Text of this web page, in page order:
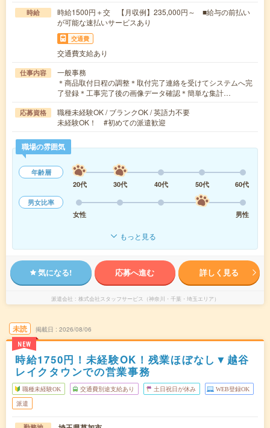
時給
時給1500円＋交 【月収例】235,000円～ ■給与の前払い
が可能な速払いサービスあり
交通費
交通費支給あり
仕事内容
一般事務
＊商品取付日程の調整＊取付完了連絡を受けてシステムへ完
了登録＊工事完了後の画像データ確認＊簡単な集計…
応募資格
職種未経験OK / ブランクOK / 英語力不要
未経験OK！ #初めての派遣歓迎
職場の雰囲気
年齢層
20代
30代 40代 50代
60代
男女比率
女性
男性
もっと見る
気になる! 応募へ進む 詳しく見る
派遣会社 株式会社スタッフサービス（神奈川・千葉・埼玉エリア）
未読
NEW
掲載日 2026/08/06
時給1750円！未経験OK！残業ほぼなし▼越谷
レイクタウンでの営業事務
職種未経験OK 交通費別途支給あり 土日祝日が休み WEB登録OK
派遣